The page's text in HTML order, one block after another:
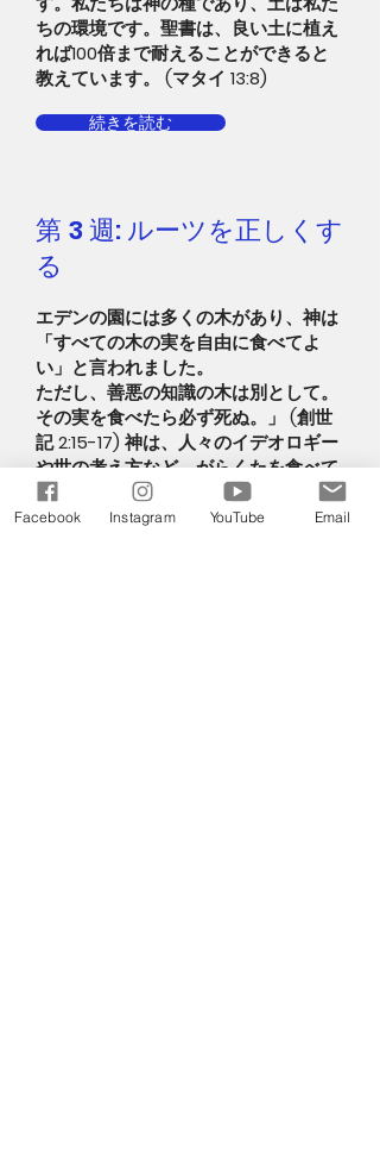
ちの環境です。聖書は、良い土に植え
れば100倍まで耐えることができると
教えています。 (マタイ 13:8)
続きを読む
第 3 週: ルーツを正しくす
る
エデンの園には多くの木があり、神は
「すべての木の実を自由に食べてよ
い」と言われました。
ただし、善悪の知識の木は別として。
その実を食べたら必ず死ぬ。」 (創世
記 2:15-17) 神は、人々のイデオロギー
や世の考え方など、がらくたを食べて
はなりません。彼は私たちが彼を食べ
てほしいと思っています。
Facebook Instagram YouTube Email